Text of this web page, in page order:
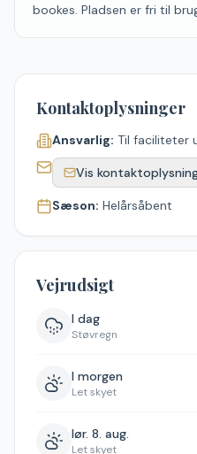
bookes. Pladsen er fri til
Kontaktoplysninger
Ansvarlig: Til faciliteter
Vis
Sæson: Helårsåbent
Vejrudsigt
I dag
Støvregn
I morgen
Let skyet
lør. 8. aug.
Let skyet